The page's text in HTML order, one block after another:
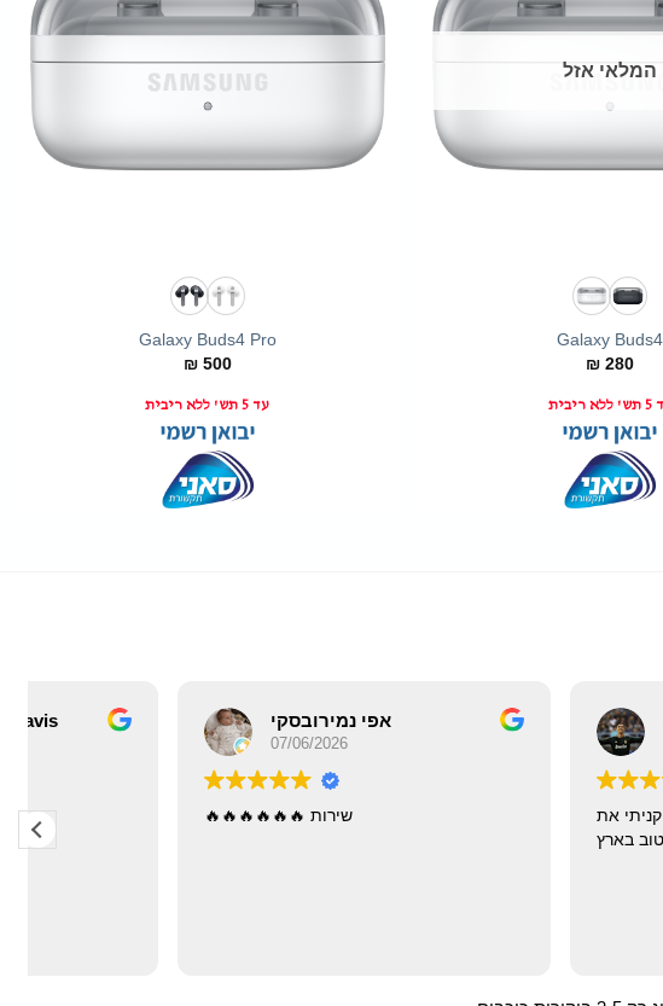
המלאי אזל
Galaxy Buds4
₪ 280
ריבית
Galaxy Buds4 Pro
₪500
עד 5 תש' ללא ריבית
אפי נמירובסקי
07/06/2026
שירות 🔥🔥🔥🔥🔥🔥
Aviad Shamay
14/04/2026
מחירים מעולים קניתי את